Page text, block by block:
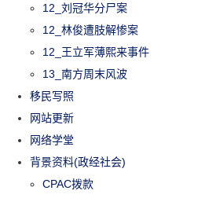
12_刘冠华分尸案
12_林俊遭肢解惨案
12_王立军薄熙来事件
13_南方周末风波
移民写照
网站更新
网络学堂
背景资料(政经社会)
CPAC拨款